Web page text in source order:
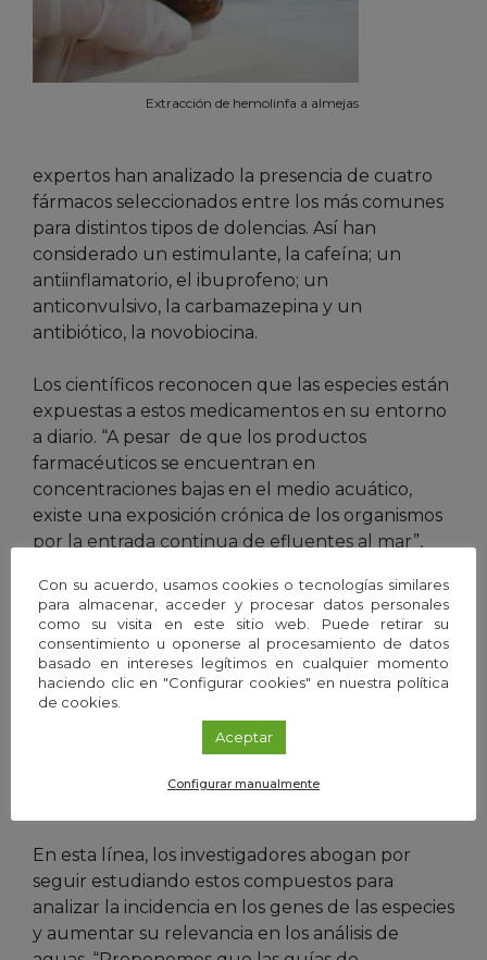
Extracción de hemolinfa a almejas
expertos han analizado la presencia de cuatro
fármacos seleccionados entre los más comunes
para distintos tipos de dolencias. Así han
considerado un estimulante, la cafeína; un
antiinflamatorio, el ibuprofeno; un
anticonvulsivo, la carbamazepina y un
antibiótico, la novobiocina.
Los científicos reconocen que las especies están
expuestas a estos medicamentos en su entorno
a diario. “A pesar de que los productos
farmacéuticos se encuentran en
concentraciones bajas en el medio acuático,
existe una exposición crónica de los organismos
por la entrada continua de efluentes al mar”,
Por ello, según los expertos, los biomarcadores
bioquímicos resultan herramientas idóneas para
el estudio de los efectos producidos por
productos farmacéuticos. “Los fármacos son
sustancias biológicamente activas diseñadas para
causar efectos beneficiosos en humanos pero
pueden alterar la estructura del ecosistema”,
En esta línea, los investigadores abogan por
seguir estudiando estos compuestos para
analizar la incidencia en los genes de las especies
y aumentar su relevancia en los análisis de
Con su acuerdo, usamos cookies o tecnologías similares
para almacenar, acceder y procesar datos personales
como su visita en este sitio web. Puede retirar su
consentimiento u oponerse al procesamiento de datos
basado en intereses legítimos en cualquier momento
haciendo clic en "Configurar cookies" en nuestra política
de cookies.
Aceptar
Configurar manualmente